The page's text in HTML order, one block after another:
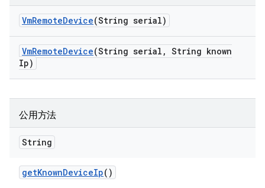
VmRemoteDevice(String serial)
VmRemoteDevice(String serial , String known
Ip)
公用方法
String
getKnownDeviceIp()